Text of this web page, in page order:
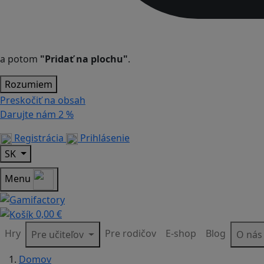
a potom "Pridať na plochu".
Rozumiem
Preskočiť na obsah
Darujte nám 2 %
Registrácia
Prihlásenie
SK
Menu
0,00 €
Hry
Pre učiteľov Pre rodičov E-shop Blog
O nás
Domov